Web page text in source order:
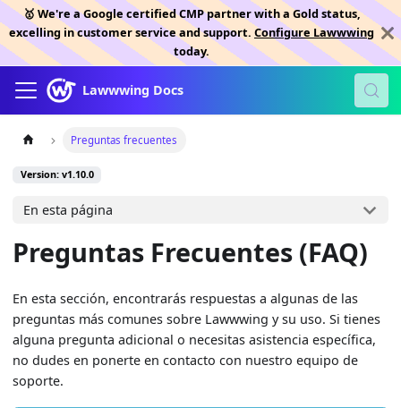
🥇 We're a Google certified CMP partner with a Gold status,
excelling in customer service and support. Configure Lawwwing
today.
Lawwwing Docs
Preguntas frecuentes
Version: v1.10.0
En esta página
Preguntas Frecuentes (FAQ)
En esta sección, encontrarás respuestas a algunas de las
preguntas más comunes sobre Lawwwing y su uso. Si tienes
alguna pregunta adicional o necesitas asistencia específica,
no dudes en ponerte en contacto con nuestro equipo de
soporte.